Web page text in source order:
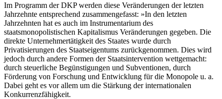
Im Programm der DKP werden diese Veränderungen der letzten
Jahrzehnte entsprechend zusammengefasst: »In den letzten
Jahrzehnten hat es auch im Instrumentarium des
staatsmonopolistischen Kapitalismus Veränderungen gegeben. Die
direkte Unternehmertätigkeit des Staates wurde durch
Privatisierungen des Staatseigentums zurückgenommen. Dies wird
jedoch durch andere Formen der Staatsintervention wettgemacht:
durch steuerliche Begünstigungen und Subventionen, durch
Förderung von Forschung und Entwicklung für die Monopole u. a.
Dabei geht es vor allem um die Stärkung der internationalen
Konkurrenzfähigkeit.